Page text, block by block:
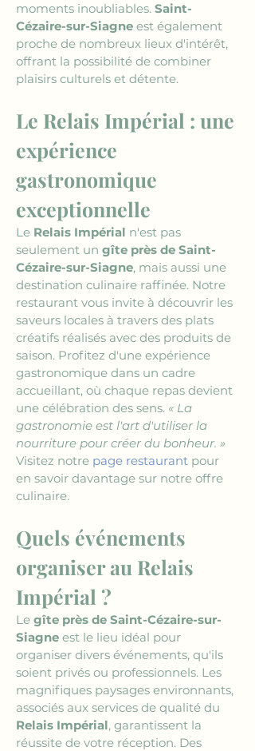
moments inoubliables. Saint-
Cézaire-sur-Siagne est également
proche de nombreux lieux d'intérêt,
offrant la possibilité de combiner
plaisirs culturels et détente.
Le Relais Impérial : une
expérience
gastronomique
exceptionnelle
Le Relais Impérial n'est pas
seulement un gîte près de Saint-
Cézaire-sur-Siagne, mais aussi une
destination culinaire raffinée. Notre
restaurant vous invite à découvrir les
saveurs locales à travers des plats
créatifs réalisés avec des produits de
saison. Profitez d'une expérience
gastronomique dans un cadre
accueillant, où chaque repas devient
une célébration des sens. « La
gastronomie est l'art d'utiliser la
nourriture pour créer du bonheur. »
Visitez notre page restaurant pour
en savoir davantage sur notre offre
culinaire.
Quels événements
organiser au Relais
Impérial ?
Le gîte près de Saint-Cézaire-sur-
Siagne est le lieu idéal pour
organiser divers événements, qu'ils
soient privés ou professionnels. Les
magnifiques paysages environnants,
associés aux services de qualité du
Relais Impérial, garantissent la
réussite de votre réception. Des